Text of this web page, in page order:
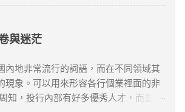
費爾《達瑞的故事》 資料搜尋自網絡或
站不對讀者閲讀前後的任何行爲負責。
力。本文純粹分享學習内容。如涉及版
有人與我們聯絡，我們會配合及作出適
，敬請原諒。
Bay Area, Greater China, and
of Hong Kong, the Hong Kong
University of Hong Kong, and
University. The University of Hong
recognized as one of the oldest and
與迷茫
內地非常流行的詞語，而在不同領域其
現象。可以用來形容各行個業裡面的非
知，投行內部有好多優秀人才，而要在